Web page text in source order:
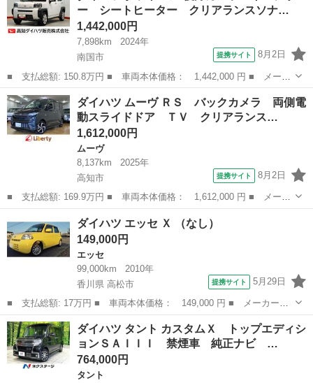
アランスソナ...
ー シートヒーター クリアランスソナ…
1,442,000円
7,898km
2024年
南国市
提携サイト 8月2日
■ 支払総額: 150.8万円 ■ 車両本体価格： 1,442,000 円 ■ メーカ
ー名： ダイハツ ■ 車種名： タフト ■ グレード名： Ｇ 後方
カメラ キーフリー シートヒーター クリアランスソナー ＬＥＤ
ヘッドラ...
高知 南国市 ダイハツ
ダイハツ ムーヴ ＲＳ バックカメラ 両側電
動スライドドア ＴＶ クリアランス…
1,612,000円
ムーヴ
8,137km
2025年
高知市
提携サイト 8月2日
■ 支払総額: 169.9万円 ■ 車両本体価格： 1,612,000 円 ■ メーカ
ー名： ダイハツ ■ 車種名： ムーヴ ■ グレード名： ＲＳ バ
ックカメラ 両側電動スライドドア ＴＶ クリアランスソナー オ
ートクル...
ムーヴ
ダイハツ エッセ Ｘ （なし）
149,000円
エッセ
99,000km
2010年
香川県 高松市
提携サイト 5月29日
■ 支払総額: 17万円 ■ 車両本体価格： 149,000 円 ■ メーカー
名： ダイハツ ■ 車種名： エッセ ■ グレード名： Ｘ ■ 排気
量： 660cc ■ ドア枚数： 5D ■ ミッション： AT4速 ■ 店舗...
香川 高松市 エッセ
ダイハツ タント カスタムＸ トップエディシ
ョンＳＡＩＩＩ 禁煙車 純正ナビ …
764,000円
タント